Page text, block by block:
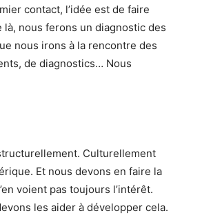
contact, l’idée est de faire
nous ferons un diagnostic des
nous irons à la rencontre des
de diagnostics… Nous
Culturellement
Et nous devons en faire la
voient pas toujours l’intérêt.
les aider à développer cela.